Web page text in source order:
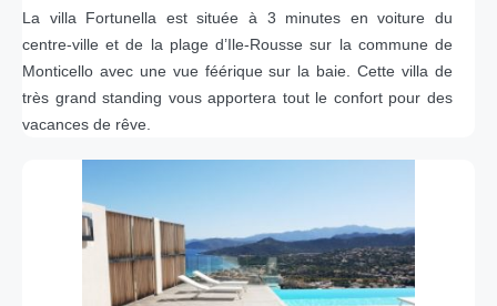
La villa Fortunella est située à 3 minutes en voiture du
centre-ville et de la plage d’Ile-Rousse sur la commune de
Monticello avec une vue féérique sur la baie. Cette villa de
très grand standing vous apportera tout le confort pour des
vacances de rêve.